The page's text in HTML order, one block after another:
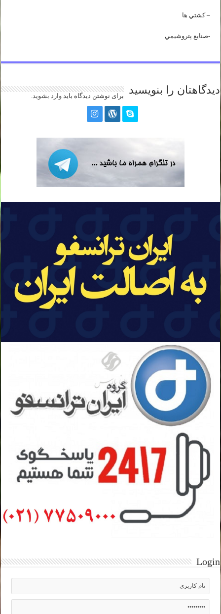
– كشتي ها
-صنايع پتروشيمي
دیدگاهتان را بنویسید برای نوشتن دیدگاه بایدوارد بشوید.
Login